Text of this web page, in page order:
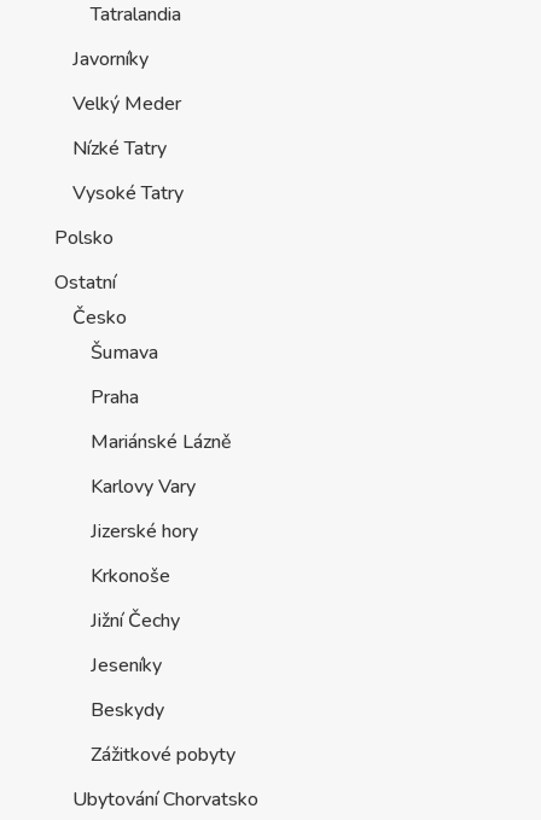
Tatralandia
Javorníky
Velký Meder
Nízké Tatry
Vysoké Tatry
Polsko
Ostatní
Česko
Šumava
Praha
Mariánské Lázně
Karlovy Vary
Jizerské hory
Krkonoše
Jižní Čechy
Jeseníky
Beskydy
Zážitkové pobyty
Ubytování Chorvatsko